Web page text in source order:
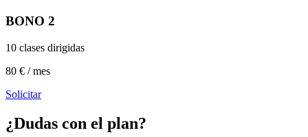
BONO 2
10 clases dirigidas
80 € / mes
Solicitar
¿Dudas con el plan?